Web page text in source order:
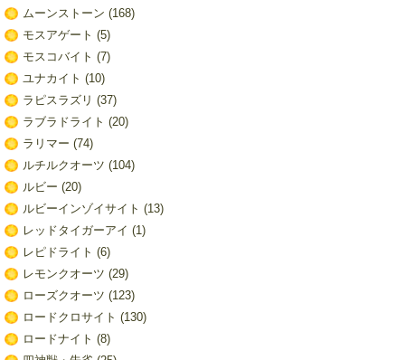
ムーンストーン (168)
モスアゲート (5)
モスコバイト (7)
ユナカイト (10)
ラピスラズリ (37)
ラブラドライト (20)
ラリマー (74)
ルチルクオーツ (104)
ルビー (20)
ルビーインゾイサイト (13)
レッドタイガーアイ (1)
レピドライト (6)
レモンクオーツ (29)
ローズクオーツ (123)
ロードクロサイト (130)
ロードナイト (8)